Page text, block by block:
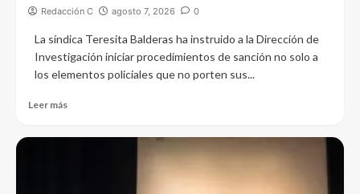
Redacción C agosto 7, 2026 0
La síndica Teresita Balderas ha instruido a la Dirección de
Investigación iniciar procedimientos de sanción no solo a
los elementos policiales que no porten sus...
Leer más